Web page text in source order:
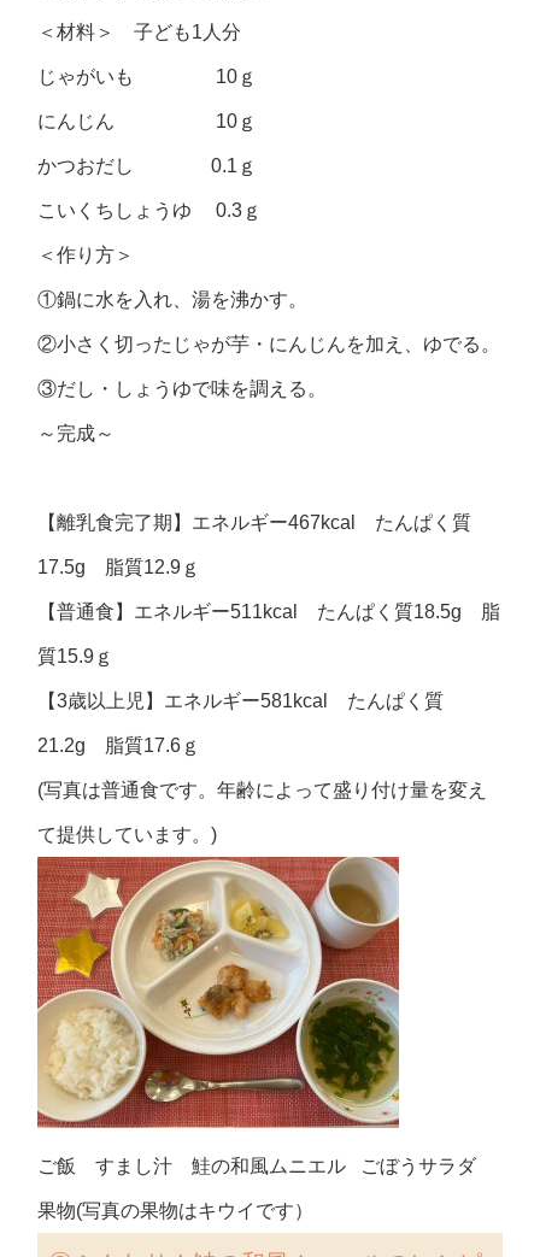
＜材料＞ 子ども1人分
じゃがいも 10ｇ
にんじん 10ｇ
かつおだし 0.1ｇ
こいくちしょうゆ 0.3ｇ
＜作り方＞
①鍋に水を入れ、湯を沸かす。
②小さく切ったじゃが芋・にんじんを加え、ゆでる。
③だし・しょうゆで味を調える。
～完成～
【離乳食完了期】エネルギー467kcal たんぱく質
17.5g 脂質12.9ｇ
【普通食】エネルギー511kcal たんぱく質18.5g 脂
質15.9ｇ
【3歳以上児】エネルギー581kcal たんぱく質
21.2g 脂質17.6ｇ
(写真は普通食です。年齢によって盛り付け量を変え
て提供しています。)
ご飯 すまし汁 鮭の和風ムニエル ごぼうサラダ
果物(写真の果物はキウイです）